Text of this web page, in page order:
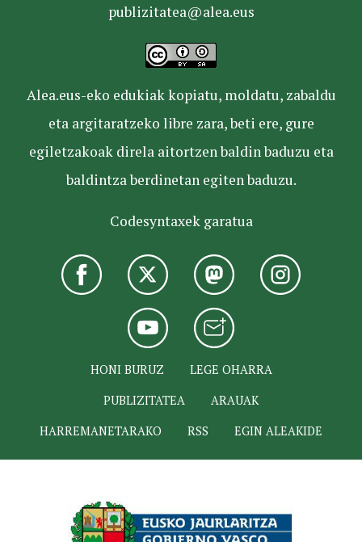
publizitatea@alea.eus
Alea.eus-eko edukiak kopiatu, moldatu, zabaldu
eta argitaratzeko libre zara, beti ere, gure
egiletzakoak direla aitortzen baldin baduzu eta
baldintza berdinetan egiten baduzu.
Codesyntaxek garatua
HONI BURUZ
LEGE OHARRA
PUBLIZITATEA
ARAUAK
HARREMANETARAKO
RSS EGIN ALEAKIDE